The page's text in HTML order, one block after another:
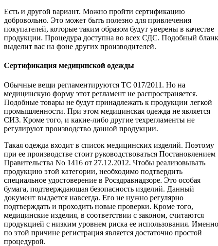
Есть и другой вариант. Можно пройти сертификацию
добровольно. Это может быть полезно для привлечения
покупателей, которые таким образом будут уверены в качестве
продукции. Процедура доступна во всех СДС. Подобный бланк
выделит вас на фоне других производителей.
Сертификация медицинской одежды
Обычные вещи регламентируются ТС 017/2011. Но на
медицинскую форму этот регламент не распространяется.
Подобные товары не будут принадлежать к продукции легкой
промышленности. При этом медицинская одежда не является
СИЗ. Кроме того, и какие-либо другие техрегламенты не
регулируют производство данной продукции.
Такая одежда входит в список медицинских изделий. Поэтому
при ее производстве стоит руководствоваться Постановлением
Правительства No 1416 от 27.12.2012. Чтобы реализовывать
продукцию этой категории, необходимо подтвердить
специальное удостоверение в Росздравнадзоре. Это особая
бумага, подтверждающая безопасность изделий. Данный
документ выдается навсегда. Его не нужно регулярно
подтверждать и проходить новые проверки. Кроме того,
медицинские изделия, в соответствии с законом, считаются
продукцией с низким уровнем риска ее использования. Именно
по этой причине регистрация является достаточно простой
процедурой.